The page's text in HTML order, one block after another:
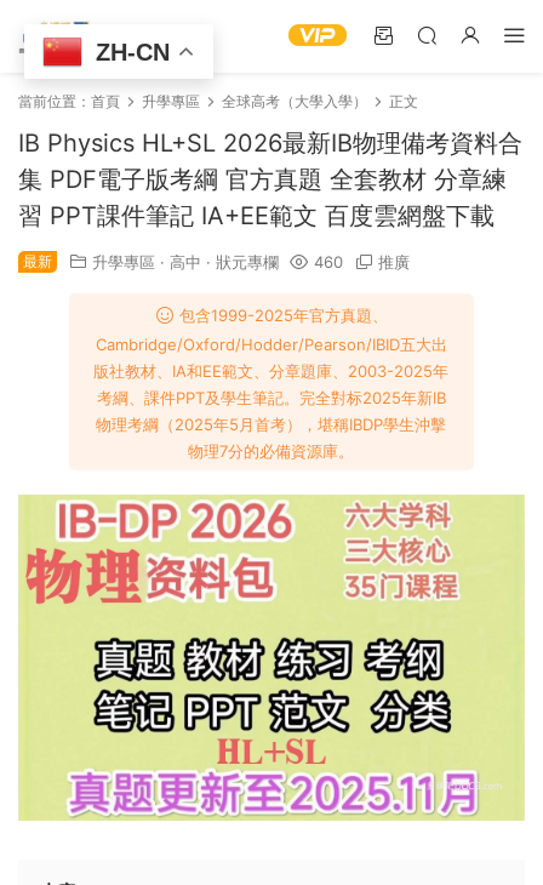
當前位置： 首頁 升學專區 全球高考（大學入學） 正文
IB Physics HL+SL 2026最新IB物理備考資料合
集 PDF電子版考綱 官方真題 全套教材 分章練
習 PPT課件筆記 IA+EE範文 百度雲網盤下載
最新 升學專區 · 高中 · 狀元專欄 460 推廣
包含1999-2025年官方真題、
Cambridge/Oxford/Hodder/Pearson/IBID五大出
版社教材、IA和EE範文、分章題庫、2003-2025年
考綱、課件PPT及學生筆記。完全對标2025年新IB
物理考綱（2025年5月首考），堪稱IBDP學生沖擊
物理7分的必備資源庫。
ZH-CN